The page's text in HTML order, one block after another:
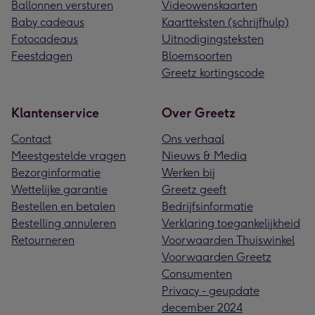
Ballonnen versturen
Baby cadeaus
Fotocadeaus
Feestdagen
Videowenskaarten
Kaartteksten (schrijfhulp)
Uitnodigingsteksten
Bloemsoorten
Greetz kortingscode
Klantenservice
Contact
Meestgestelde vragen
Bezorginformatie
Wettelijke garantie
Bestellen en betalen
Bestelling annuleren
Retourneren
Over Greetz
Ons verhaal
Nieuws & Media
Werken bij
Greetz geeft
Bedrijfsinformatie
Verklaring toegankelijkheid
Voorwaarden Thuiswinkel
Voorwaarden Greetz
Consumenten
Privacy - geupdate
december 2024